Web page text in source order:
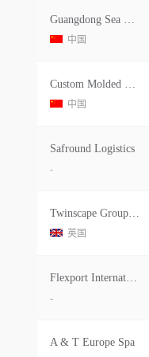
Guangdong Sea Dreams Logistics Tech
中国
Custom Molded Products Shanghai Inc
中国
Safround Logistics
-
Twinscape Group Ltd
英国
Flexport International
-
A & T Europe Spa